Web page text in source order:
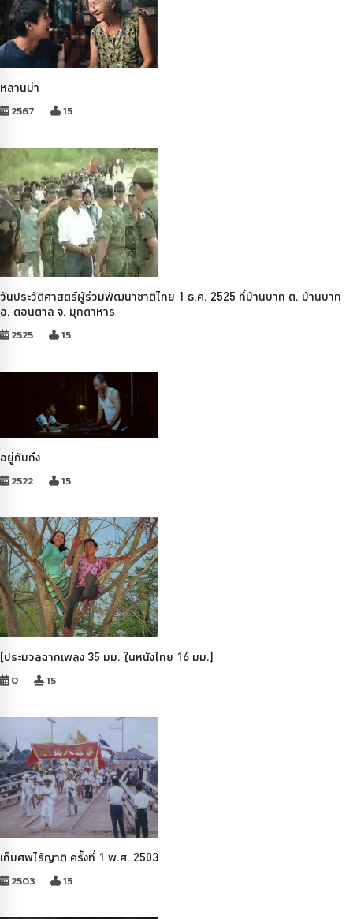
หลานม่า
2567 15
วันประวัติศาสตร์ผู้ร่วมพัฒนาชาติไทย 1 ธ.ค. 2525 ที่บ้านบาก ต. บ้านบาก
อ. ดอนตาล จ. มุกดาหาร
2525 15
อยู่กับก๋ง
2522 15
[ประมวลฉากเพลง 35 มม. ในหนังไทย 16 มม.]
0 15
เก็บศพไร้ญาติ ครั้งที่ 1 พ.ศ. 2503
2503 15